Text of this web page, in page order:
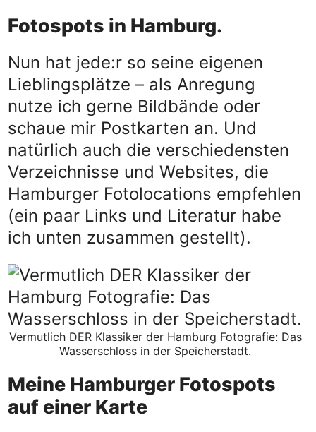
Fotospots in Hamburg.
Nun hat jede:r so seine eigenen
Lieblingsplätze – als Anregung
nutze ich gerne Bildbände oder
schaue mir Postkarten an. Und
natürlich auch die verschiedensten
Verzeichnisse und Websites, die
Hamburger Fotolocations empfehlen
(ein paar Links und Literatur habe
ich unten zusammen gestellt).
Vermutlich DER Klassiker der Hamburg Fotografie: Das
Wasserschloss in der Speicherstadt.
Meine Hamburger Fotospots
auf einer Karte